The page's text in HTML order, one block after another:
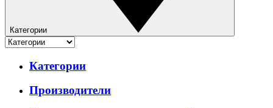
Категории
Категории
Производители